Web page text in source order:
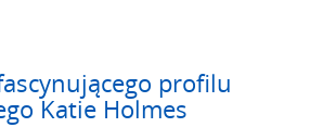
profilu
Katie Holmes